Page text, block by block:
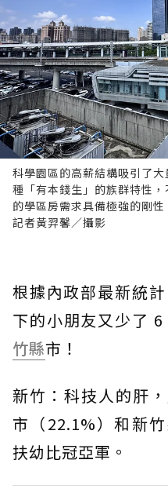
科學園區的高薪結構吸引了
種「有本錢生」的族群特性
的學區房需求具備極強的剛
記者黃羿馨／攝影
根據內政部最新統
下的小朋友又少了 6
竹縣市！
新竹：科技人的肝
市（22.1%）和新
扶幼比冠亞軍。